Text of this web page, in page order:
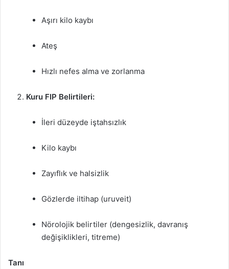
Aşırı kilo kaybı
Ateş
Hızlı nefes alma ve zorlanma
Kuru FIP Belirtileri:
İleri düzeyde iştahsızlık
Kilo kaybı
Zayıflık ve halsizlik
Gözlerde iltihap (uruveit)
Nörolojik belirtiler (dengesizlik, davranış
değişiklikleri, titreme)
Tanı